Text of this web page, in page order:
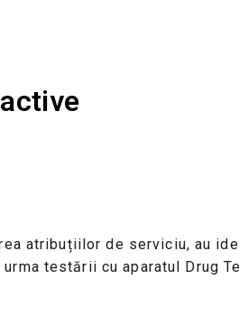
atribuțiilor de serviciu, au
testării cu aparatul Drug